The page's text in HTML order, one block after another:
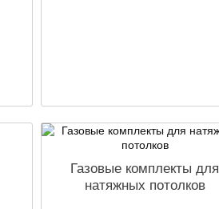
Газовые комплекты для
натяжных потолков